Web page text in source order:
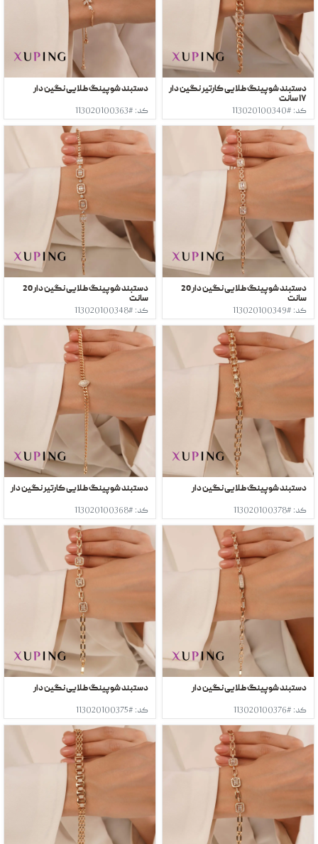
دستبند شوپینگ طلایی کارتیر نگین دار
١٧ سانت
کد: #113020100340
دستبند شوپینگ طلایی نگین دار
کد: #113020100363
دستبند شوپینگ طلایی نگین دار 20
سانت
کد: #113020100349
دستبند شوپینگ طلایی نگین دار 20
سانت
کد: #113020100348
دستبند شوپینگ طلایی نگین دار
کد: #113020100378
دستبند شوپینگ طلایی کارتیر نگین دار
کد: #113020100368
دستبند شوپینگ طلایی نگین دار
کد: #113020100376
دستبند شوپینگ طلایی نگین دار
کد: #113020100375